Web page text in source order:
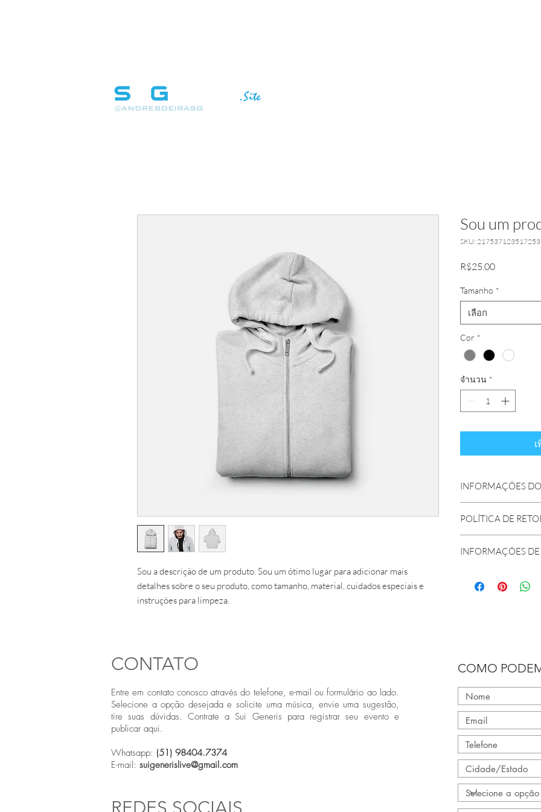
Sou a descrição de um produto. Sou um ótimo lugar para adicionar mais
detalhes sobre o seu produto, como tamanho, material, cuidados especiais e
instruções para limpeza.
Sou um
SKU: 217537123517253
R$25.00ราคา
Tamanho *
เลือก
Cor *
จำนวน *
INFORMAÇÕES
adicionar mais
tamanho, material,
limpeza. Este
torna seu produto
POLÍTICA DE
que seus clientes
ou de retorno é uma
confiança e garantir
INFORMAÇÕES
mais informações
COMO
Entre em contato conosco através do telefone, e-mail ou formulário ao lado.
Selecione a opção desejada e solicite uma música, envie uma sugestão,
tire suas dúvidas. Contrate a Sui Generis para registrar seu evento e
publicar aqui.
Whatsapp: (51) 98404.7374
E-mail: suigenerislive@gmail.com
CONTATO